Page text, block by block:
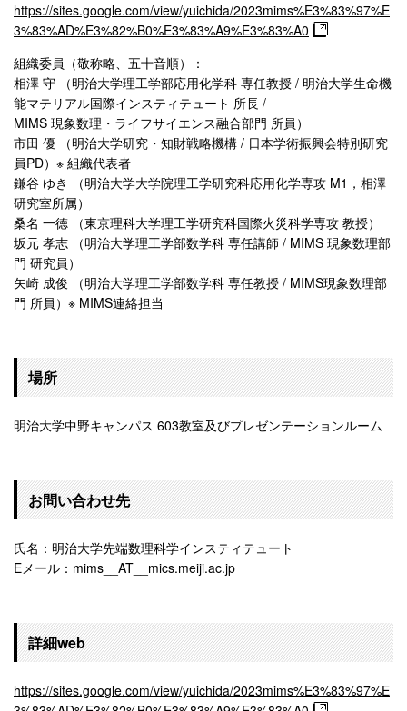
https://sites.google.com/view/yuichida/2023mims%E3%83%97%E
3%83%AD%E3%82%B0%E3%83%A9%E3%83%A0
組織委員（敬称略、五十音順）：
相澤 守 （明治大学理工学部応用化学科 専任教授 / 明治大学生命機
能マテリアル国際インスティテュート 所長 /
MIMS 現象数理・ライフサイエンス融合部門 所員）
市田 優 （明治大学研究・知財戦略機構 / 日本学術振興会特別研究
員PD）※ 組織代表者
鎌谷 ゆき （明治大学大学院理工学研究科応用化学専攻 M1，相澤
研究室所属）
桑名 一徳 （東京理科大学理工学研究科国際火災科学専攻 教授）
坂元 孝志 （明治大学理工学部数学科 専任講師 / MIMS 現象数理部
門 研究員）
矢崎 成俊 （明治大学理工学部数学科 専任教授 / MIMS現象数理部
門 所員）※ MIMS連絡担当
場所
明治大学中野キャンパス 603教室及びプレゼンテーションルーム
お問い合わせ先
氏名：明治大学先端数理科学インスティテュート
Eメール：mims__AT__mics.meiji.ac.jp
詳細web
https://sites.google.com/view/yuichida/2023mims%E3%83%97%E